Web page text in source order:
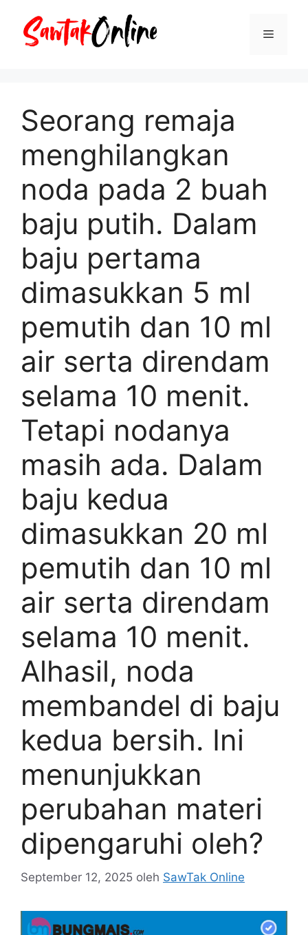
Menu
Seorang remaja
menghilangkan
noda pada 2 buah
baju putih. Dalam
baju pertama
dimasukkan 5 ml
pemutih dan 10 ml
air serta direndam
selama 10 menit.
Tetapi nodanya
masih ada. Dalam
baju kedua
dimasukkan 20 ml
pemutih dan 10 ml
air serta direndam
selama 10 menit.
Alhasil, noda
membandel di baju
kedua bersih. Ini
menunjukkan
perubahan materi
dipengaruhi oleh?
September 12, 2025 oleh SawTak Online